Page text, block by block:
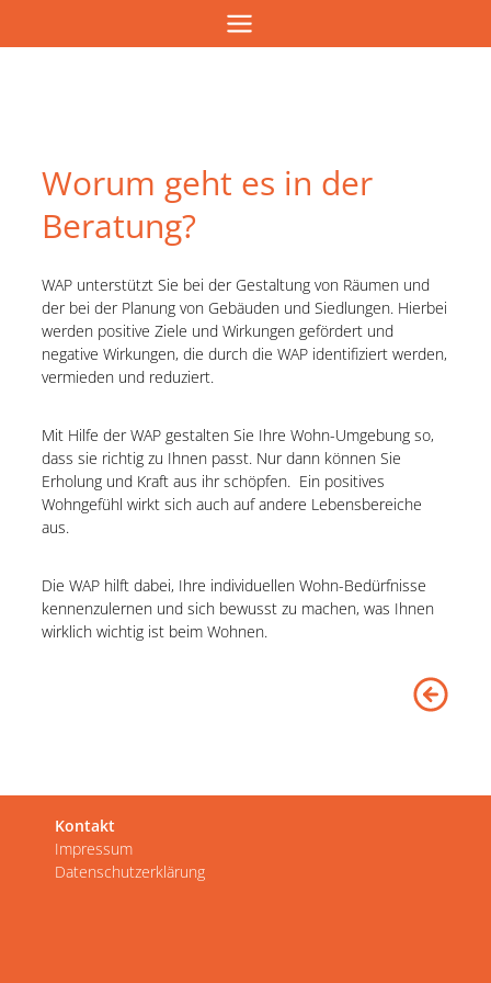
Worum geht es in der
Beratung?
WAP unterstützt Sie bei der Gestaltung von Räumen und
der bei der Planung von Gebäuden und Siedlungen. Hierbei
werden positive Ziele und Wirkungen gefördert und
negative Wirkungen, die durch die WAP identifiziert werden,
vermieden und reduziert.
Mit Hilfe der WAP gestalten Sie Ihre Wohn-Umgebung so,
dass sie richtig zu Ihnen passt. Nur dann können Sie
Erholung und Kraft aus ihr schöpfen. Ein positives
Wohngefühl wirkt sich auch auf andere Lebensbereiche
aus.
Die WAP hilft dabei, Ihre individuellen Wohn-Bedürfnisse
kennenzulernen und sich bewusst zu machen, was Ihnen
wirklich wichtig ist beim Wohnen.
Kontakt
Impressum
Datenschutzerklärung